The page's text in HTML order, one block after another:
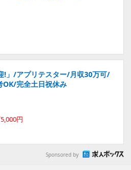
!」/アプリテスター/月収30万可/
OK/完全土日祝休み
円
Sponsored by